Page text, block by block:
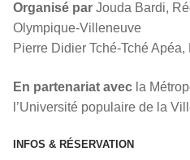
Organisé par Jouda Bardi,
Olympique-Villeneuve
Pierre Didier Tché-Tché Apéa,
En partenariat avec la
l’Université populaire de la
INFOS & RÉSERVATION